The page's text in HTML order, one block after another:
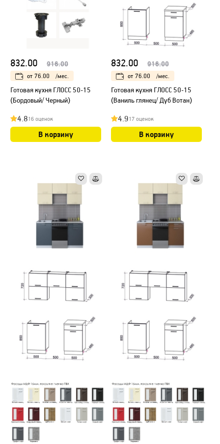
832.00 916.00
от 76.00 /мес.
Готовая кухня ГЛОСС 50-15
(Бордовый/ Черный)
4.816 оценок
В корзину
832.00 916.00
от 76.00 /мес.
Готовая кухня ГЛОСС 50-15
(Ваниль глянец/ Дуб Вотан)
4.917 оценок
В корзину